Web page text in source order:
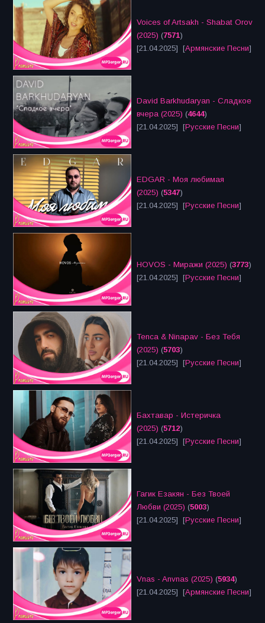
Voices of Artsakh - Shabat Orov
(2025) (7571)
[21.04.2025] [Армянские Песни]
David Barkhudaryan - Сладкое
вчера (2025) (4644)
[21.04.2025] [Русские Песни]
EDGAR - Моя любимая
(2025) (5347)
[21.04.2025] [Русские Песни]
HOVOS - Миражи (2025) (3773)
[21.04.2025] [Русские Песни]
Tenca & Ninapav - Без Тебя
(2025) (5703)
[21.04.2025] [Русские Песни]
Бахтавар - Истеричка
(2025) (5712)
[21.04.2025] [Русские Песни]
Гагик Езакян - Без Твоей
Любви (2025) (5003)
[21.04.2025] [Русские Песни]
Vnas - Anvnas (2025) (5934)
[21.04.2025] [Армянские Песни]